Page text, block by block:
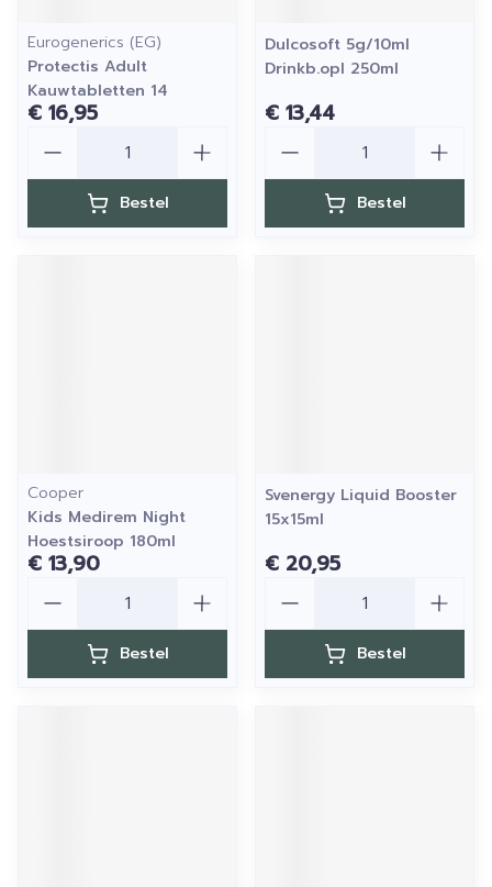
Eurogenerics (EG)
Protectis Adult
Kauwtabletten 14
€ 16,95
Bestel
Dulcosoft 5g/10ml
Drinkb.opl 250ml
€ 13,44
Bestel
Cooper
Kids Medirem Night
Hoestsiroop 180ml
€ 13,90
Bestel
Svenergy Liquid Booster
15x15ml
€ 20,95
Bestel